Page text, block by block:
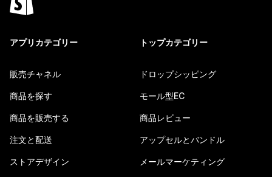
アプリカテゴリー
販売チャネル
商品を探す
商品を販売する
注文と配送
ストアデザイン
トップカテゴリー
ドロップシッピング
モール型EC
商品レビュー
アップセルとバンドル
メールマーケティング